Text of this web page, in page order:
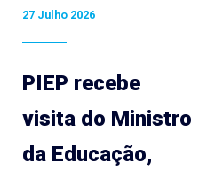
27 Julho 2026
PIEP recebe
visita do Ministro
da Educação,